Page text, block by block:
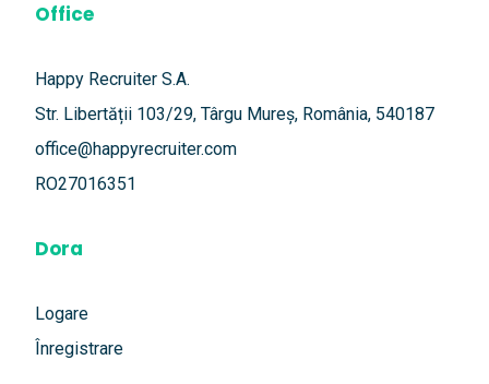
Office
Happy Recruiter S.A.
Str. Libertății 103/29, Târgu Mureș, România, 540187
office@happyrecruiter.com
RO27016351
Dora
Logare
Înregistrare